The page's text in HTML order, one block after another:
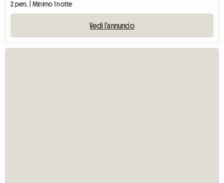
2 pers. | Minimo 1 notte
Vedi l'annuncio